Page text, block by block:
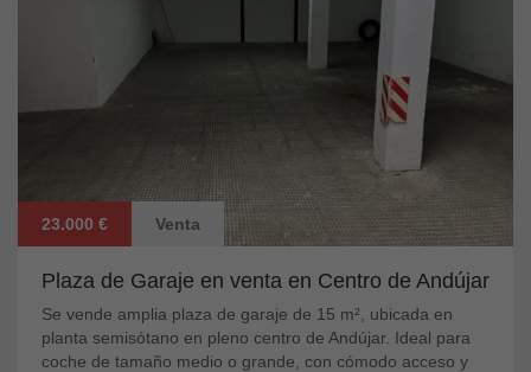
23.000 € Venta
Plaza de Garaje en venta en Centro de Andújar
Se vende amplia plaza de garaje de 15 m², ubicada en
planta semisótano en pleno centro de Andújar. Ideal para
coche de tamaño medio o grande, con cómodo acceso y